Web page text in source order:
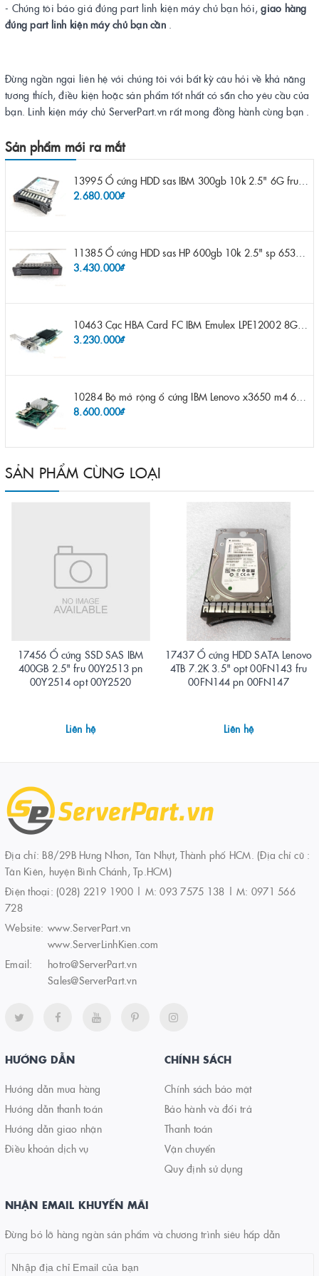
- Chúng tôi báo giá đúng part linh kiện máy chủ bạn hỏi,giao hàng
đúng part linh kiện máy chủ bạn cần.
Đừng ngần ngại liên hệ với chúng tôi với bất kỳ câu hỏi về khả năng
tương thích, điều kiện hoặc sản phẩm tốt nhất có sẵn cho yêu cầu của
bạn. Linh kiện máy chủ ServerPart.vn rất mong đồng hành cùng bạn .
Sản phẩm mới ra mắt
13995 Ổ cứng HDD sas IBM 300gb 10k 2.5" 6G fru 44W2265 opt 44W2264 pn 44W2268 ST9300503SS
2.680.000₫
11385 Ổ cứng HDD sas HP 600gb 10k 2.5" sp 653957-001 pn 619286-003 pn 641552-003 pn 689287-003 652583-B21
3.430.000₫
10463 Cạc HBA Card FC IBM Emulex LPE12002 8Gb 2 port FC SFP fru 42D0500 pn 42D0496 opt 42D0494 LPE12002
3.230.000₫
10284 Bộ mở rộng ổ cứng IBM Lenovo x3650 m4 69Y5319 8x 2.5" HS HDD Assembly Kit with Expander
8.600.000₫
SẢN PHẨM CÙNG LOẠI
17456 Ổ cứng SSD SAS IBM
400GB 2.5" fru 00Y2513 pn
00Y2514 opt 00Y2520
Liên hệ
17437 Ổ cứng HDD SATA Lenovo
4TB 7.2K 3.5" opt 00FN143 fru
00FN144 pn 00FN147
Liên hệ
Địa chỉ: B8/29B Hưng Nhơn, Tân Nhựt, Thành phố HCM. (Địa chỉ cũ :
Tân Kiên, huyện Bình Chánh, Tp.HCM)
Điện thoại: (028) 2219 1900 | M: 093 7575 138 | M: 0971 566
728
Website: www.ServerPart.vn
www.ServerLinhKien.com
Email:
hotro@ServerPart.vn
Sales@ServerPart.vn
HƯỚNG DẪN
Hướng dẫn mua hàng
Hướng dẫn thanh toán
Hướng dẫn giao nhận
Điều khoản dịch vụ
CHÍNH SÁCH
Chính sách bảo mật
Bảo hành và đổi trả
Thanh toán
Vận chuyển
Quy định sử dụng
NHẬN EMAIL KHUYẾN MÃI
Đừng bỏ lỡ hàng ngàn sản phẩm và chương trình siêu hấp dẫn